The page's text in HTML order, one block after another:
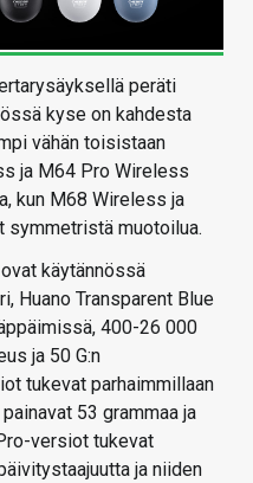
peräti
kyse on kahdesta
vähän toisistaan
ja M64 Pro Wireless
kun M68 Wireless ja
symmetristä muotoilua.
käytännössä
Huano Transparent Blue
400-26 000
ja 50 G:n
tukevat parhaimmillaan
53 grammaa ja
versiot tukevat
ja niiden